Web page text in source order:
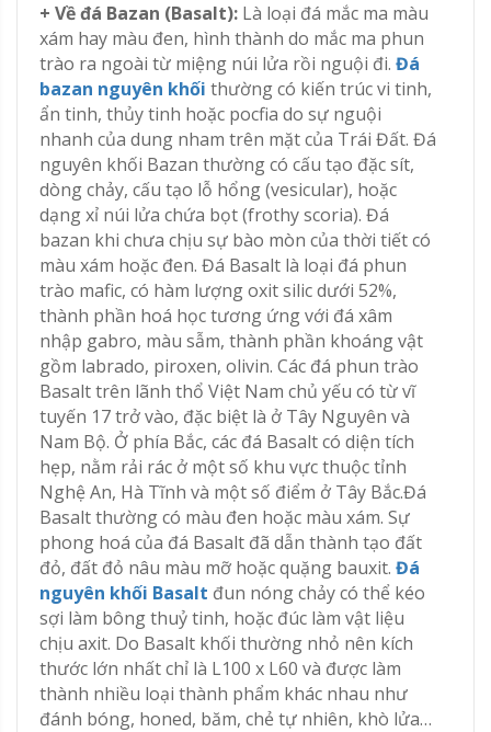
+ Về đá Bazan (Basalt): Là loại đá mắc ma màu
xám hay màu đen, hình thành do mắc ma phun
trào ra ngoài từ miệng núi lửa rồi nguội đi. Đá
bazan nguyên khối thường có kiến trúc vi tinh,
ẩn tinh, thủy tinh hoặc pocfia do sự nguội
nhanh của dung nham trên mặt của Trái Đất. Đá
nguyên khối Bazan thường có cấu tạo đặc sít,
dòng chảy, cấu tạo lỗ hổng (vesicular), hoặc
dạng xỉ núi lửa chứa bọt (frothy scoria). Đá
bazan khi chưa chịu sự bào mòn của thời tiết có
màu xám hoặc đen. Đá Basalt là loại đá phun
trào mafic, có hàm lượng oxit silic dưới 52%,
thành phần hoá học tương ứng với đá xâm
nhập gabro, màu sẫm, thành phần khoáng vật
gồm labrado, piroxen, olivin. Các đá phun trào
Basalt trên lãnh thổ Việt Nam chủ yếu có từ vĩ
tuyến 17 trở vào, đặc biệt là ở Tây Nguyên và
Nam Bộ. Ở phía Bắc, các đá Basalt có diện tích
hẹp, nằm rải rác ở một số khu vực thuộc tỉnh
Nghệ An, Hà Tĩnh và một số điểm ở Tây Bắc.Đá
Basalt thường có màu đen hoặc màu xám. Sự
phong hoá của đá Basalt đã dẫn thành tạo đất
đỏ, đất đỏ nâu màu mỡ hoặc quặng bauxit. Đá
nguyên khối Basalt đun nóng chảy có thể kéo
sợi làm bông thuỷ tinh, hoặc đúc làm vật liệu
chịu axit. Do Basalt khối thường nhỏ nên kích
thước lớn nhất chỉ là L100 x L60 và được làm
thành nhiều loại thành phẩm khác nhau như
đánh bóng, honed, băm, chẻ tự nhiên, khò lửa…